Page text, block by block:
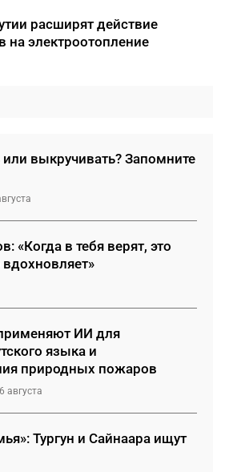
расширят действие
на электроотопление
или выкручивать? Запомните
«Когда в тебя верят, это
ИИ для
языка и
природных пожаров
августа
Тургун и Сайнаара ищут